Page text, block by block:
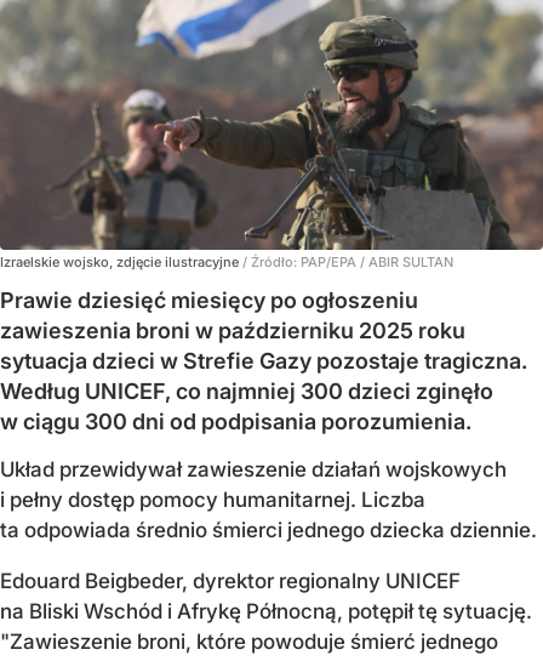
Izraelskie wojsko, zdjęcie ilustracyjne / Źródło: PAP/EPA / ABIR SULTAN
Prawie dziesięć miesięcy po ogłoszeniu
zawieszenia broni w październiku 2025 roku
sytuacja dzieci w Strefie Gazy pozostaje tragiczna.
Według UNICEF, co najmniej 300 dzieci zginęło
w ciągu 300 dni od podpisania porozumienia.
Układ przewidywał zawieszenie działań wojskowych
i pełny dostęp pomocy humanitarnej. Liczba
ta odpowiada średnio śmierci jednego dziecka dziennie.
Edouard Beigbeder, dyrektor regionalny UNICEF
na Bliski Wschód i Afrykę Północną, potępił tę sytuację.
"Zawieszenie broni, które powoduje śmierć jednego